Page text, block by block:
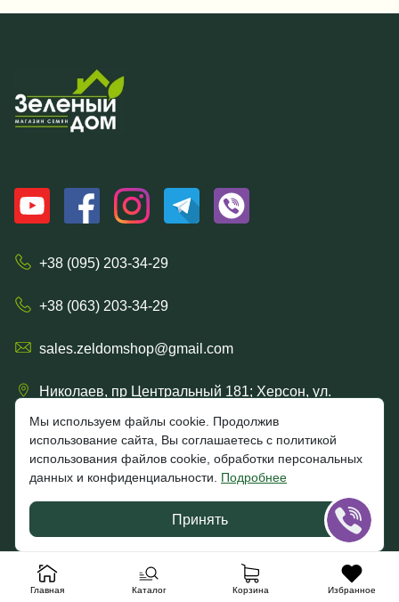
+38 (095) 203-34-29
+38 (063) 203-34-29
sales.zeldomshop@gmail.com
Николаев, пр Центральный 181; Херсон, ул.
4.7★★★★★
★★★★★
Главная Каталог Корзина Избранное
Мы используем файлы cookie. Продолжив
использование сайта, Вы соглашаетесь с политикой
использования файлов cookie, обработки персональных
данных и конфиденциальности.
Подробнее
Принять